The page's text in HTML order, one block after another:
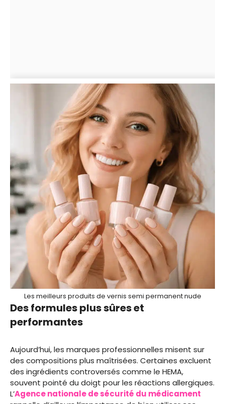
Les meilleurs produits de vernis semi permanent nude
Des formules plus sûres et
performantes
Aujourd’hui, les marques professionnelles misent sur
des compositions plus maîtrisées. Certaines excluent
des ingrédients controversés comme le HEMA,
souvent pointé du doigt pour les réactions allergiques.
L’Agence nationale de sécurité du médicament